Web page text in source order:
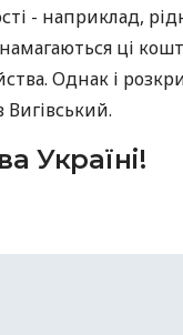
- наприклад,
ці
Однак і
Україні!